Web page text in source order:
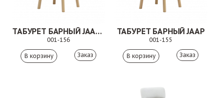
ТАБУРЕТ БАРНЫЙ JAAP S
001-156
Заказ
ТАБУРЕТ БАРНЫЙ JAAP
001-155
Заказ